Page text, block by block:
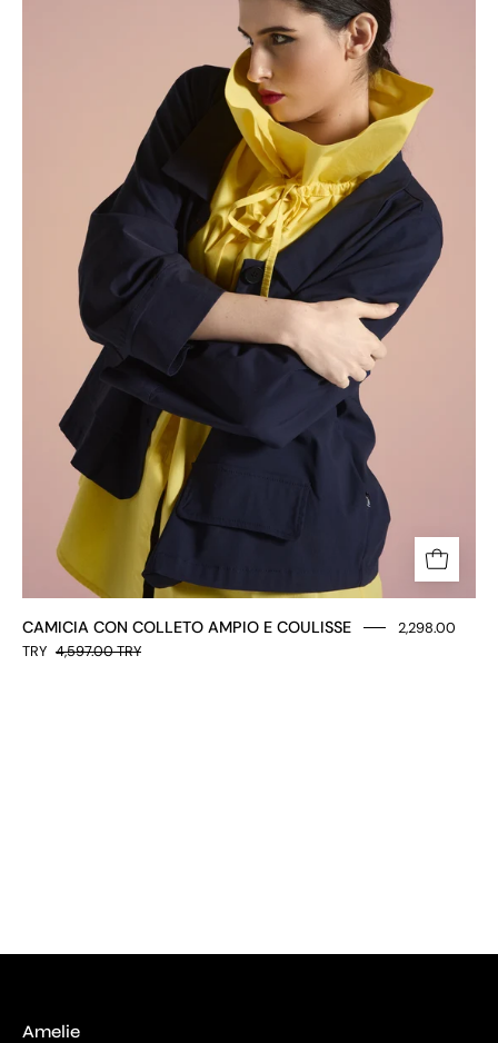
AMPIO
E
COULISSE
CAMICIA CON COLLETO AMPIO E COULISSE
2,298.00
TRY 4,597.00 TRY
Amelie